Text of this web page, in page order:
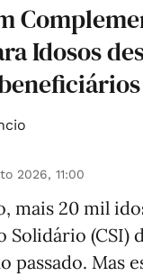
Idosos
2026, 11:00
mais 20 mil
Solidário (CSI)
passado. Mas